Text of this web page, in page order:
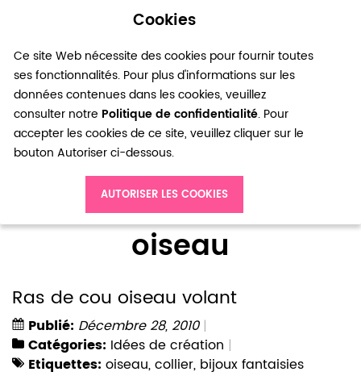
Cookies
Ce site Web nécessite des cookies pour fournir toutes
ses fonctionnalités. Pour plus d'informations sur les
données contenues dans les cookies, veuillez
consulter notre Politique de confidentialité. Pour
accepter les cookies de ce site, veuillez cliquer sur le
bouton Autoriser ci-dessous.
AUTORISER LES COOKIES
0
Blog oiseau
oiseau
Ras de cou oiseau volant
Publié: Décembre 28, 2010
Catégories: Idées de création
Etiquettes: oiseau,collier, bijoux fantaisies